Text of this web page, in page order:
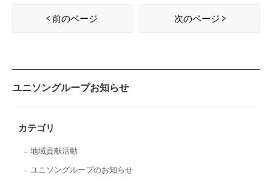
前のページ 次のページ
ユニソングループお知らせ
カテゴリ
地域貢献活動
ユニソングループのお知らせ